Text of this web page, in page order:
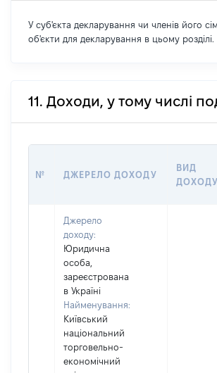
У суб'єкта декларування чи членів його
об'єкти для декларування в цьому розділі.
11. Доходи, у тому числі
№ ДЖЕРЕЛО ДОХОДУ
ВИД
ДОХОДУ
Джерело
доходу:
Юридична
особа,
зареєстрована
в Україні
Найменування:
Київський
національний
торговельно-
економічний